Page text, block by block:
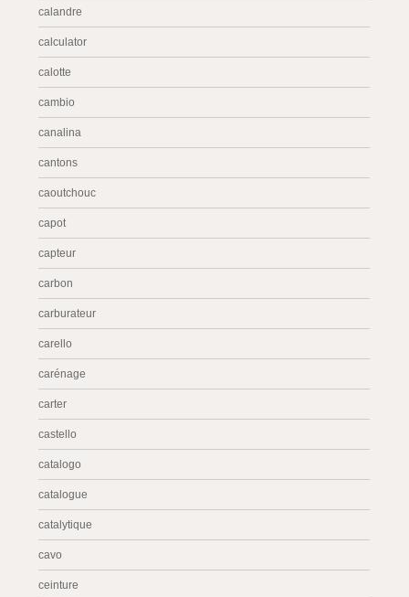
calandre
calculator
calotte
cambio
canalina
cantons
caoutchouc
capot
capteur
carbon
carburateur
carello
carénage
carter
castello
catalogo
catalogue
catalytique
cavo
ceinture